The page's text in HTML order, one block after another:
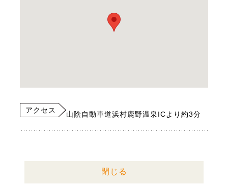
アクセス 山陰自動車道浜村鹿野温泉ICより約3分
閉じる